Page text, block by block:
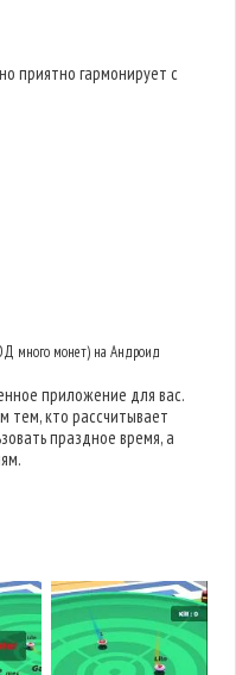
приятно гармонирует с
много монет) на Андроид
приложение для вас.
тем, кто рассчитывает
праздное время, а